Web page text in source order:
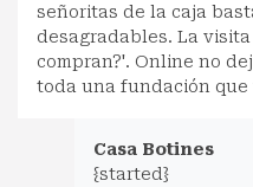
señoritas de la caja
desagradables. La
compran?'. Online no
toda una fundación que
Casa Botines
{started}